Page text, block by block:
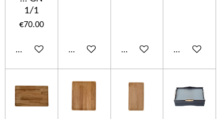
1/1
€70.00
Add to cart Add to cart Add to cart Add to cart